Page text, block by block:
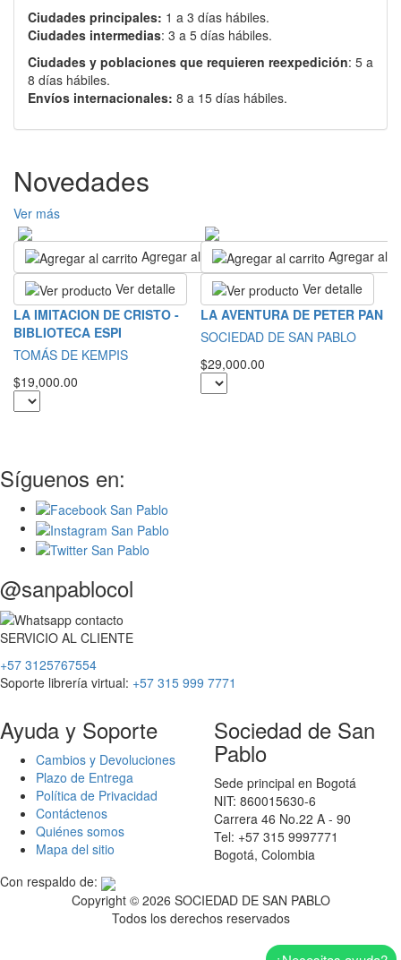
Ciudades principales: 1 a 3 días hábiles.
Ciudades intermedias: 3 a 5 días hábiles.
Ciudades y poblaciones que requieren reexpedición: 5 a
8 días hábiles.
Envíos internacionales: 8 a 15 días hábiles.
Novedades
Ver más
Agregar al carrito
Ver detalle
LA IMITACION DE CRISTO -
BIBLIOTECA ESPI
TOMÁS DE KEMPIS
$19,000.00
Agregar al
Ver detalle
LA AVENTURA DE PETER PAN
SOCIEDAD DE SAN PABLO
$29,000.00
Síguenos en:
@sanpablocol
SERVICIO AL CLIENTE
+57 3125767554
Soporte librería virtual: +57 315 999 7771
Ayuda y Soporte
Cambios y Devoluciones
Plazo de Entrega
Política de Privacidad
Contáctenos
Quiénes somos
Mapa del sitio
Sociedad de San
Pablo
Sede principal en Bogotá
NIT: 860015630-6
Carrera 46 No.22 A - 90
Tel: +57 315 9997771
Bogotá, Colombia
Con respaldo de:
Copyright © 2026 SOCIEDAD DE SAN PABLO
Todos los derechos reservados